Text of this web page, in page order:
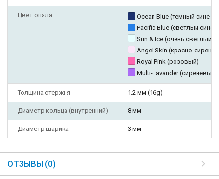
Цвет опала
Ocean Blue (темный сине-
Pacific Blue (светлый сине-
Sun & Ice (очень светлый
Angel Skin (красно-
Royal Pink (розовый)
Multi-Lavander (сиреневый)
Толщина стержня 1.2 мм (16g)
Диаметр кольца (внутренний) 8 мм
Диаметр шарика 3 мм
ОТЗЫВЫ (0)